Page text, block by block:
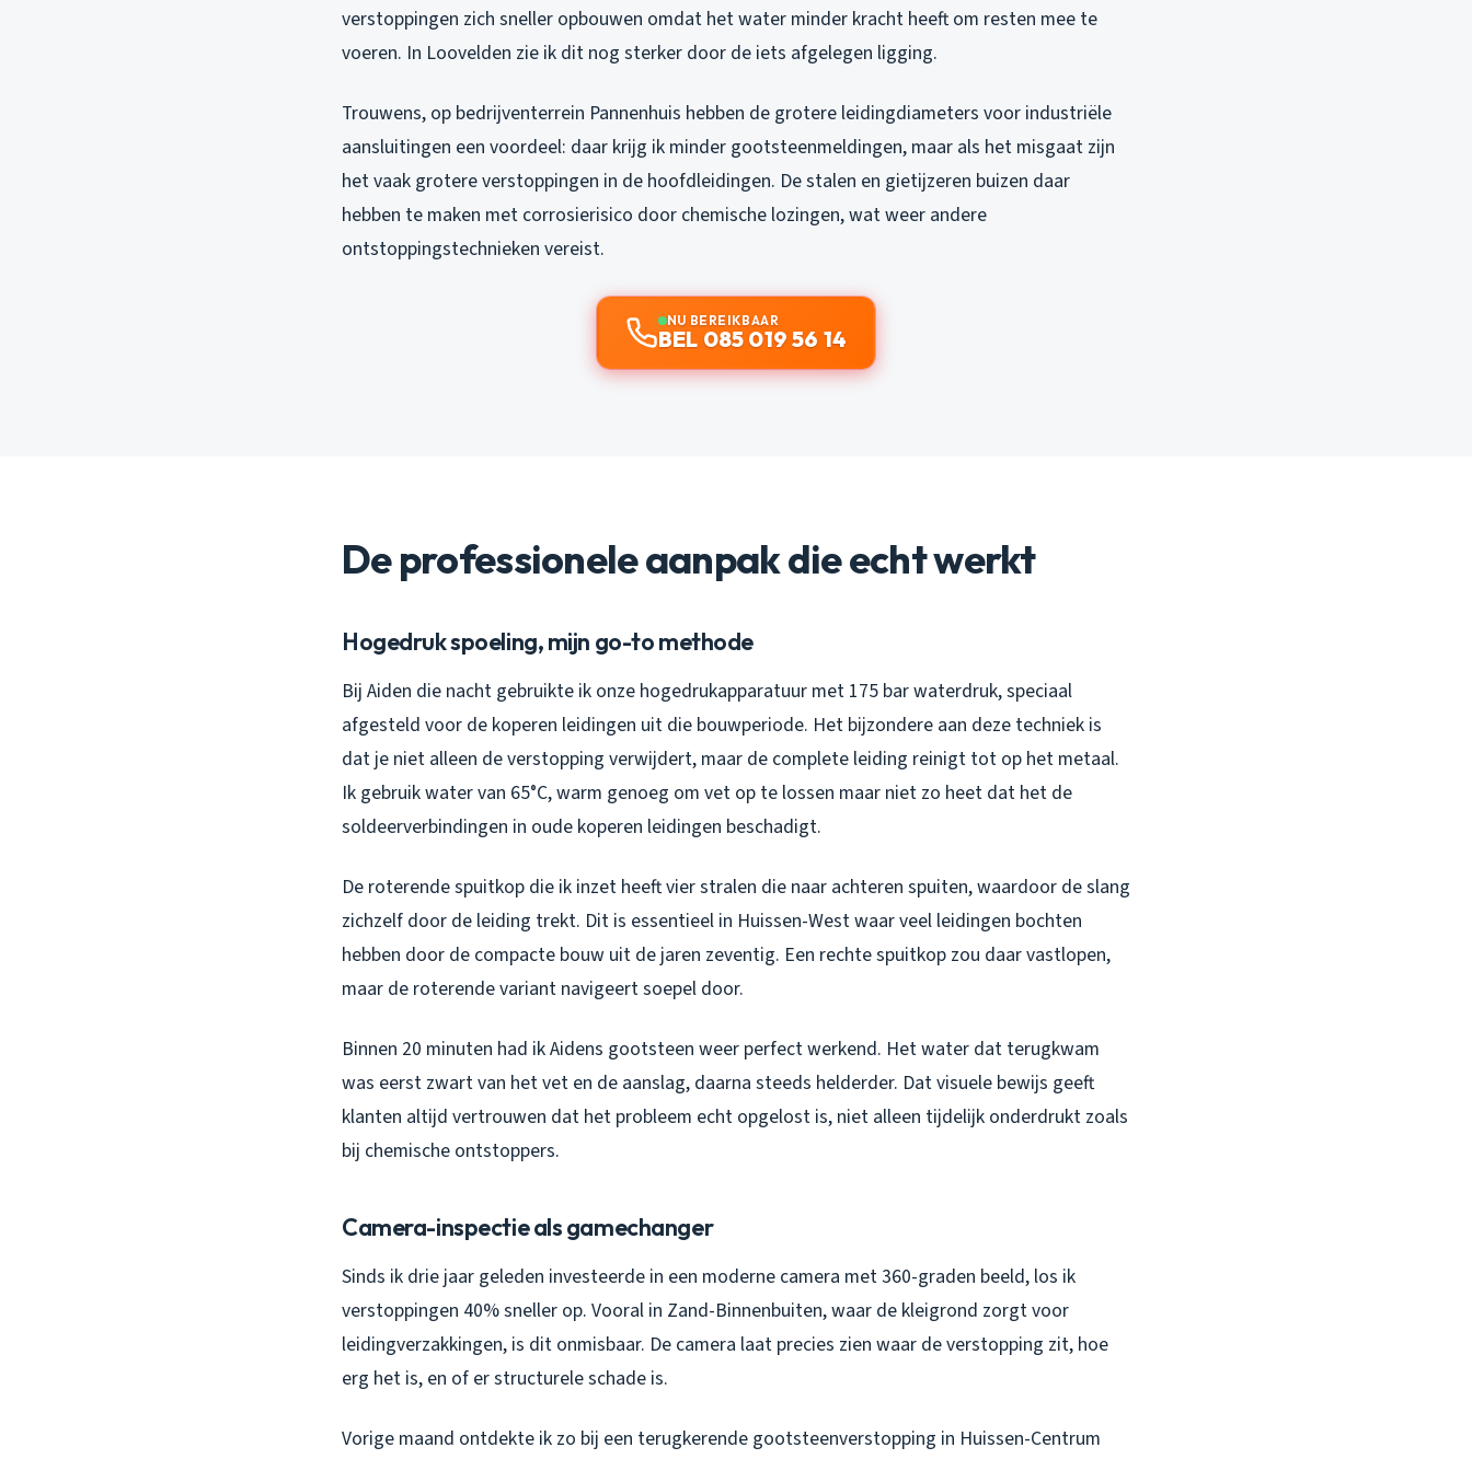
verstoppingen zich sneller opbouwen omdat het water minder kracht heeft om resten mee te
voeren. In Loovelden zie ik dit nog sterker door de iets afgelegen ligging.
Trouwens, op bedrijventerrein Pannenhuis hebben de grotere leidingdiameters voor industriële
aansluitingen een voordeel: daar krijg ik minder gootsteenmeldingen, maar als het misgaat zijn
het vaak grotere verstoppingen in de hoofdleidingen. De stalen en gietijzeren buizen daar
hebben te maken met corrosierisico door chemische lozingen, wat weer andere
ontstoppingstechnieken vereist.
NU BEREIKBAAR
BEL 085 019 56 14
De professionele aanpak die echt werkt
Hogedruk spoeling, mijn go-to methode
Bij Aiden die nacht gebruikte ik onze hogedrukapparatuur met 175 bar waterdruk, speciaal
afgesteld voor de koperen leidingen uit die bouwperiode. Het bijzondere aan deze techniek is
dat je niet alleen de verstopping verwijdert, maar de complete leiding reinigt tot op het metaal.
Ik gebruik water van 65°C, warm genoeg om vet op te lossen maar niet zo heet dat het de
soldeerverbindingen in oude koperen leidingen beschadigt.
De roterende spuitkop die ik inzet heeft vier stralen die naar achteren spuiten, waardoor de slang
zichzelf door de leiding trekt. Dit is essentieel in Huissen-West waar veel leidingen bochten
hebben door de compacte bouw uit de jaren zeventig. Een rechte spuitkop zou daar vastlopen,
maar de roterende variant navigeert soepel door.
Binnen 20 minuten had ik Aidens gootsteen weer perfect werkend. Het water dat terugkwam
was eerst zwart van het vet en de aanslag, daarna steeds helderder. Dat visuele bewijs geeft
klanten altijd vertrouwen dat het probleem echt opgelost is, niet alleen tijdelijk onderdrukt zoals
bij chemische ontstoppers.
Camera-inspectie als gamechanger
Sinds ik drie jaar geleden investeerde in een moderne camera met 360-graden beeld, los ik
verstoppingen 40% sneller op. Vooral in Zand-Binnenbuiten, waar de kleigrond zorgt voor
leidingverzakkingen, is dit onmisbaar. De camera laat precies zien waar de verstopping zit, hoe
erg het is, en of er structurele schade is.
Vorige maand ontdekte ik zo bij een terugkerende gootsteenverstopping in Huissen-Centrum